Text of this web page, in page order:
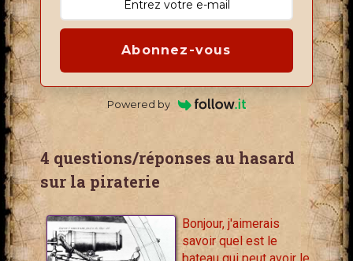
Abonnez-vous
Powered by
4 questions/réponses au hasard
sur la piraterie
Bonjour, j'aimerais
savoir quel est le